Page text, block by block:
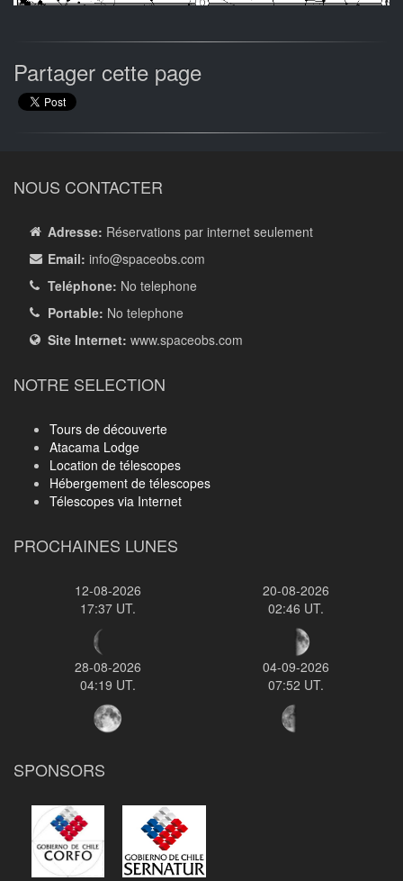
Partager cette page
NOUS CONTACTER
Adresse: Réservations par internet seulement
Email: info@spaceobs.com
Teléphone: No telephone
Portable: No telephone
Site Internet: www.spaceobs.com
NOTRE SELECTION
Tours de découverte
Atacama Lodge
Location de télescopes
Hébergement de télescopes
Télescopes via Internet
PROCHAINES LUNES
12-08-2026
17:37 UT.
20-08-2026
02:46 UT.
28-08-2026
04:19 UT.
04-09-2026
07:52 UT.
SPONSORS